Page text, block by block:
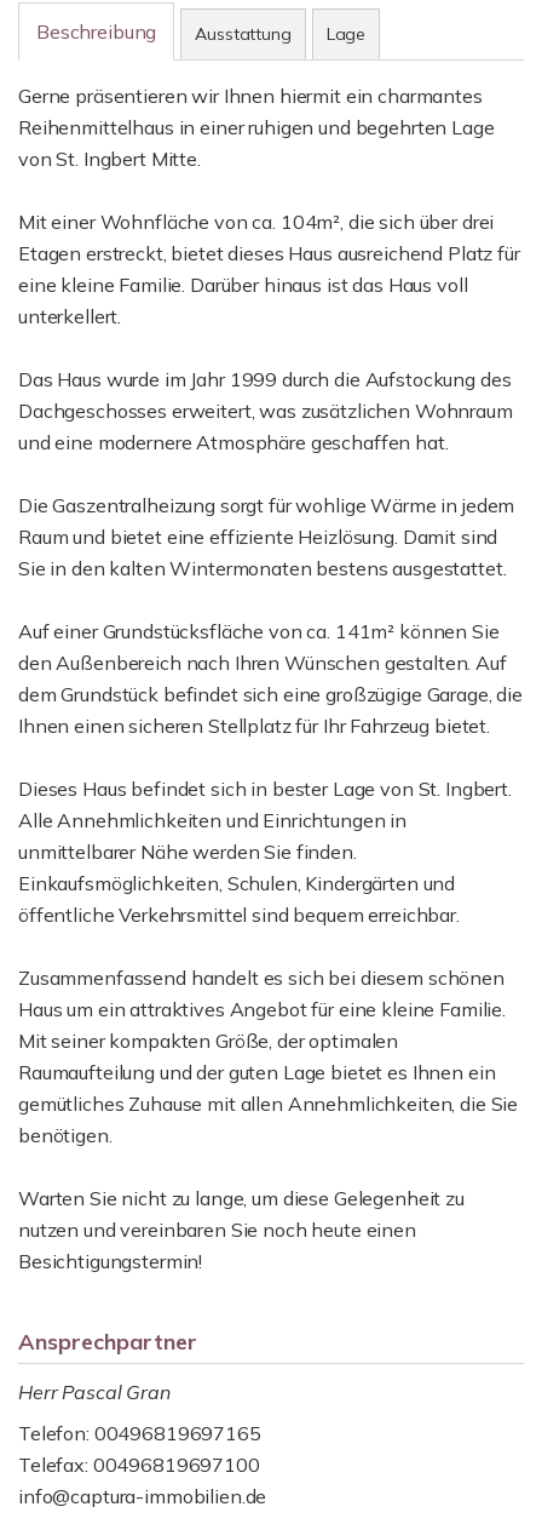
Beschreibung Ausstattung Lage
Gerne präsentieren wir Ihnen hiermit ein charmantes
Reihenmittelhaus in einer ruhigen und begehrten Lage
von St. Ingbert Mitte.
Mit einer Wohnfläche von ca. 104m², die sich über drei
Etagen erstreckt, bietet dieses Haus ausreichend Platz für
eine kleine Familie. Darüber hinaus ist das Haus voll
unterkellert.
Das Haus wurde im Jahr 1999 durch die Aufstockung des
Dachgeschosses erweitert, was zusätzlichen Wohnraum
und eine modernere Atmosphäre geschaffen hat.
Die Gaszentralheizung sorgt für wohlige Wärme in jedem
Raum und bietet eine effiziente Heizlösung. Damit sind
Sie in den kalten Wintermonaten bestens ausgestattet.
Auf einer Grundstücksfläche von ca. 141m² können Sie
den Außenbereich nach Ihren Wünschen gestalten. Auf
dem Grundstück befindet sich eine großzügige Garage, die
Ihnen einen sicheren Stellplatz für Ihr Fahrzeug bietet.
Dieses Haus befindet sich in bester Lage von St. Ingbert.
Alle Annehmlichkeiten und Einrichtungen in
unmittelbarer Nähe werden Sie finden.
Einkaufsmöglichkeiten, Schulen, Kindergärten und
öffentliche Verkehrsmittel sind bequem erreichbar.
Zusammenfassend handelt es sich bei diesem schönen
Haus um ein attraktives Angebot für eine kleine Familie.
Mit seiner kompakten Größe, der optimalen
Raumaufteilung und der guten Lage bietet es Ihnen ein
gemütliches Zuhause mit allen Annehmlichkeiten, die Sie
benötigen.
Warten Sie nicht zu lange, um diese Gelegenheit zu
nutzen und vereinbaren Sie noch heute einen
Besichtigungstermin!
Ansprechpartner
Herr Pascal Gran
Telefon: 00496819697165
Telefax: 00496819697100
info@captura-immobilien.de